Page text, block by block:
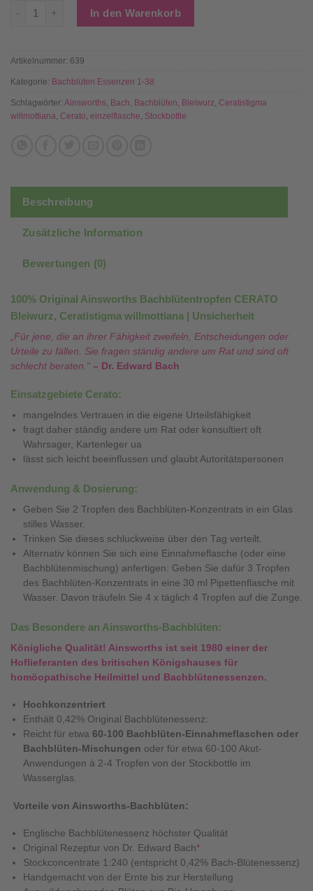
5 CERATO - Bachblüten Stockbottle (Konzentrat) – 10 ml
In den Warenkorb
Artikelnummer: 639
Kategorie: Bachblüten Essenzen 1-38
Schlagwörter: Ainsworths, Bach, Bachblüten, Bleiwurz, Ceratistigma
willmottiana, Cerato, einzelflasche, Stockbottle
Beschreibung
Zusätzliche Information
Bewertungen (0)
100% Original Ainsworths Bachblütentropfen CERATO
Bleiwurz, Ceratistigma willmottiana | Unsicherheit
„Für jene, die an ihrer Fähigkeit zweifeln, Entscheidungen oder
Urteile zu fällen. Sie fragen ständig andere um Rat und sind oft
schlecht beraten.“ – Dr. Edward Bach
Einsatzgebiete Cerato:
mangelndes Vertrauen in die eigene Urteilsfähigkeit
fragt daher ständig andere um Rat oder konsultiert oft
Wahrsager, Kartenleger ua
lässt sich leicht beeinflussen und glaubt Autoritätspersonen
Anwendung & Dosierung:
Geben Sie 2 Tropfen des Bachblüten-Konzentrats in ein Glas
stilles Wasser.
Trinken Sie dieses schluckweise über den Tag verteilt.
Alternativ können Sie sich eine Einnahmeflasche (oder eine
Bachblütenmischung) anfertigen: Geben Sie dafür 3 Tropfen
des Bachblüten-Konzentrats in eine 30 ml Pipettenflasche mit
Wasser. Davon träufeln Sie 4 x täglich 4 Tropfen auf die Zunge.
Das Besondere an Ainsworths-Bachblüten:
Königliche Qualität! Ainsworths ist seit 1980 einer der
Hoflieferanten des britischen Königshauses für
homöopathische Heilmittel und Bachblütenessenzen.
Hochkonzentriert
Enthält 0,42% Original Bachblütenessenz:
Reicht für etwa 60-100 Bachblüten-Einnahmeflaschen oder
Bachblüten-Mischungen oder für etwa 60-100 Akut-
Anwendungen á 2-4 Tropfen von der Stockbottle im
Wasserglas.
Vorteile von Ainsworths-Bachblüten:
Englische Bachblütenessenz höchster Qualität
Original Rezeptur von Dr. Edward Bach*
Stockconcentrate 1:240 (entspricht 0,42% Bach-Blütenessenz)
Handgemacht von der Ernte bis zur Herstellung